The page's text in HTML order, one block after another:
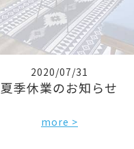
2020/07/31
夏季休業のお知らせ
more >